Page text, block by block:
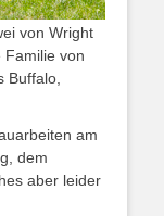
von Wright
von
Buffalo,
am
dem
aber leider